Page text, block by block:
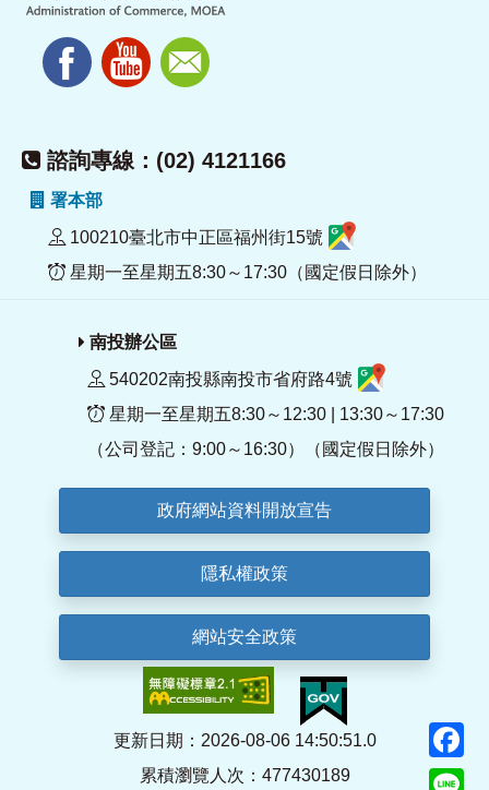
諮詢專線：(02) 4121166
署本部
100210臺北市中正區福州街15號
星期一至星期五8:30～17:30（國定假日除外）
南投辦公區
540202南投縣南投市省府路4號
星期一至星期五8:30～12:30 | 13:30～17:30
（公司登記：9:00～16:30）（國定假日除外）
政府網站資料開放宣告
隱私權政策
網站安全政策
更新日期：2026-08-06 14:50:51.0
累積瀏覽人次：477430189